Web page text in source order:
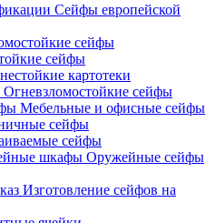
Сейфы европейской
сейфы
сейфы
картотеки
Огневзломостойкие сейфы
Мебельные и офисные сейфы
сейфы
сейфы
Оружейные сейфы
Изготовление сейфов на